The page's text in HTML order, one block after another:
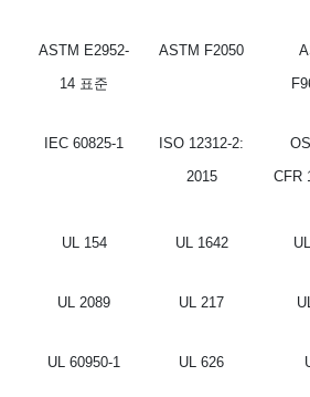
ASTM E2952-
14 표준
ASTM F2050
IEC 60825-1
ISO 12312-2:
2015
CFR
UL 154 UL 1642
UL 2089 UL 217
UL 60950-1 UL 626